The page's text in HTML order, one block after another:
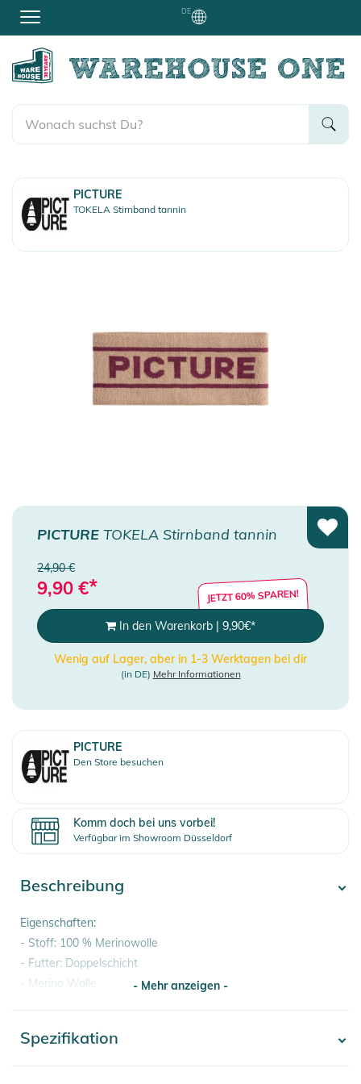
DE
PICTURE
TOKELA Stirnband tannin
PICTURE TOKELA Stirnband tannin
24,90 €
9,90 €* JETZT 60% SPAREN!
In den Warenkorb | 9,90€*
Wenig auf Lager, aber in 1-3 Werktagen bei dir
(in DE) Mehr Informationen
PICTURE
Den Store besuchen
Komm doch bei uns vorbei!
Verfügbar im Showroom Düsseldorf
Beschreibung
Eigenschaften:
- Stoff: 100 % Merinowolle
- Futter: Doppelschicht
- Merino Wolle
Sicherheitshinweise
Gebrauchsanweisungen, Sicherheitshinweise und Warnungen
- Mehr anzeigen -
Spezifikation